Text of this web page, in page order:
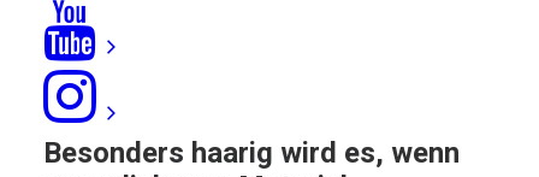
Verhedderte Lines, gerissener
Schirm, unsanfte Begegnung mit
einem Riff: Kaum ein Kiter kommt
ohne Unfälle durch's Leben.
Besonders haarig wird es, wenn